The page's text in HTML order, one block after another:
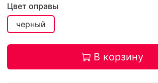
Цвет оправы
черный
В корзину